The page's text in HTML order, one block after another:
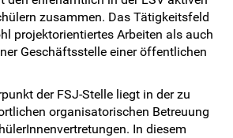
zusammen. Das Tätigkeitsfeld
projektorientiertes Arbeiten als auch
Geschäftsstelle einer öffentlichen
der FSJ-Stelle liegt in der zu
organisatorischen Betreuung
In diesem